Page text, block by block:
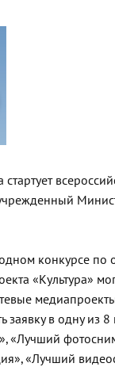
конкурсе
«Культура»
заявку в одну из
«Лучший
«Лучший